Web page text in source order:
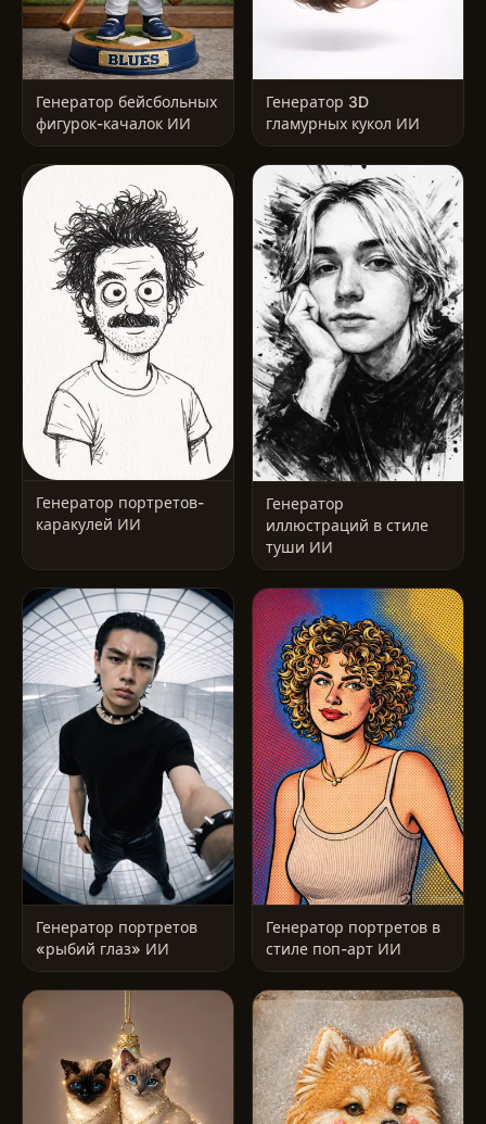
Генератор бейсбольных
фигурок-качалок ИИ
Генератор 3D
гламурных кукол ИИ
Генератор портретов-
каракулей ИИ
Генератор
иллюстраций в стиле
туши ИИ
Генератор портретов
«рыбий глаз» ИИ
Генератор портретов в
стиле поп-арт ИИ